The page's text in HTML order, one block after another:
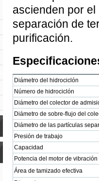
ascienden por
separación de
purificación.
Diámetro del hidrociclón
Número de hidrociclón
Diámetro del colector de
Diámetro de sobre-flujo del
Diámetro de las partículas
Presión de trabajo
Capacidad
Potencia del motor de vibración
Área de tamizado efectiva